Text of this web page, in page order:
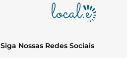
Siga Nossas Redes Sociais